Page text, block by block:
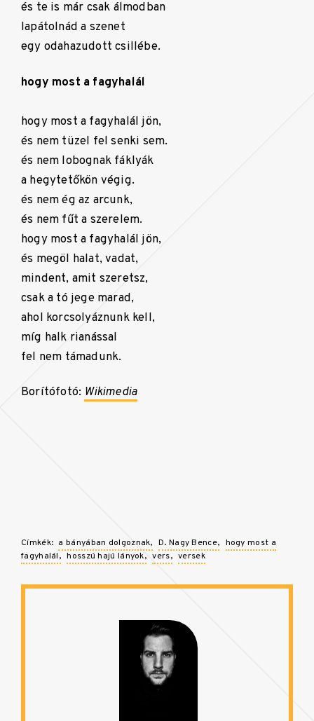
és te is már csak álmodban
lapátolnád a szenet
egy odahazudott csillébe.
hogy most a fagyhalál
hogy most a fagyhalál jön,
és nem tüzel fel senki sem.
és nem lobognak fáklyák
a hegytetőkön végig.
és nem ég az arcunk,
és nem fűt a szerelem.
hogy most a fagyhalál jön,
és megöl halat, vadat,
mindent, amit szeretsz,
csak a tó jege marad,
ahol korcsolyáznunk kell,
míg halk rianással
fel nem támadunk.
Borítófotó: Wikimedia
Címkék: a bányában dolgoznak D. Nagy Bence
hogy most a
fagyhalál
hosszú hajú lányok vers versek